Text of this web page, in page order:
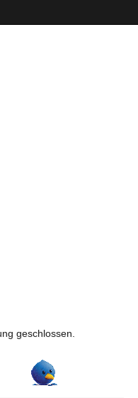
geschlossen.